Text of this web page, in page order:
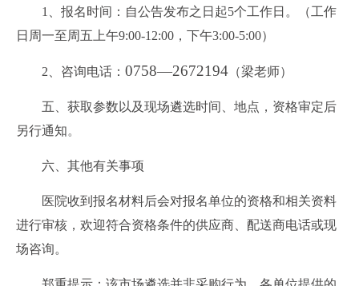
1、报名时间：自公告发布之日起5个工作日。（工作
日周一至周五上午9:00-12:00，下午3:00-5:00）
2、咨询电话： 0758—2672194 （梁老师）
五、获取参数以及现场遴选时间、地点，资格审定后
另行通知。
六、其他有关事项
医院收到报名材料后会对报名单位的资格和相关资料
进行审核，欢迎符合资格条件的供应商、配送商电话或现
场咨询。